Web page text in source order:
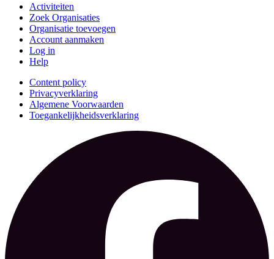
Activiteiten
Zoek Organisaties
Organisatie toevoegen
Account aanmaken
Log in
Help
Content policy
Privacyverklaring
Algemene Voorwaarden
Toegankelijkheidsverklaring